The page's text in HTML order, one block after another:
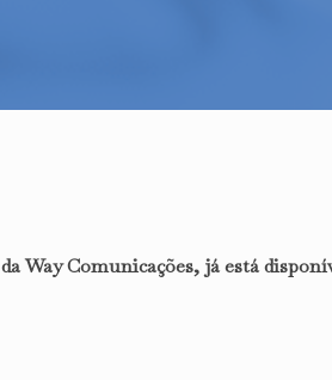
Way Comunicações, já está